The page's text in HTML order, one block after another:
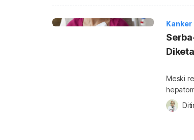
yang
Kanker
Meski
nyawa.